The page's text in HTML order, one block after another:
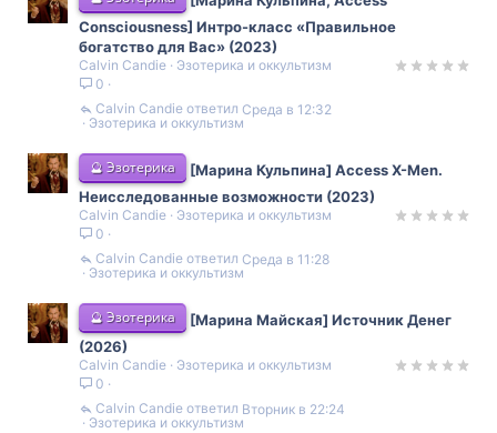
Consciousness] Интро-класс «Правильное
богатство для Вас» (2023)
Calvin Candie
Эзотерика и оккультизм
0
Эзотерика и оккультизм
Среда в 12:32
Calvin Candie
🔮 Эзотерика
[Марина Кульпина] Access X-Men.
Неисследованные возможности (2023)
Calvin Candie
Эзотерика и оккультизм
0
Эзотерика и оккультизм
Среда в 11:28
Calvin Candie
🔮 Эзотерика
[Марина Майская] Источник Денег
(2026)
Calvin Candie
Эзотерика и оккультизм
0
Эзотерика и оккультизм
Вторник в 22:24
Calvin Candie